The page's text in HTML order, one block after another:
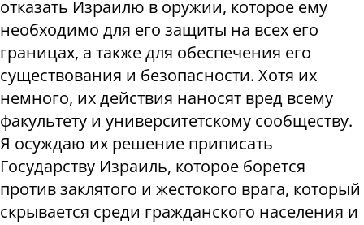
отказать Израилю в оружии, которое ему
необходимо для его защиты на всех его
границах, а также для обеспечения его
существования и безопасности. Хотя их
немного, их действия наносят вред всему
факультету и университетскому сообществу.
Я осуждаю их решение приписать
Государству Израиль, которое борется
против заклятого и жестокого врага, который
скрывается среди гражданского населения и